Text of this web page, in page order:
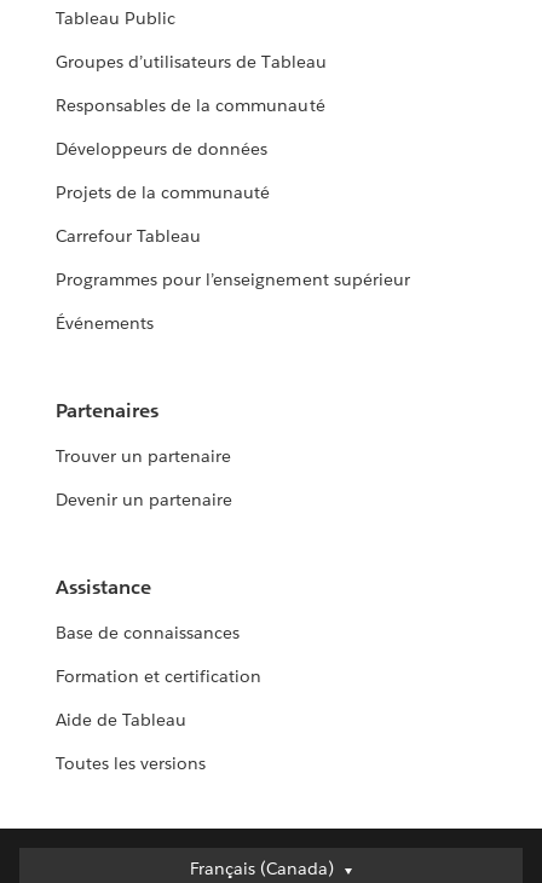
Tableau Public
Groupes d’utilisateurs de Tableau
Responsables de la communauté
Développeurs de données
Projets de la communauté
Carrefour Tableau
Programmes pour l’enseignement supérieur
Événements
Partenaires
Trouver un partenaire
Devenir un partenaire
Assistance
Base de connaissances
Formation et certification
Aide de Tableau
Toutes les versions
Français (Canada)
Français (Canada)